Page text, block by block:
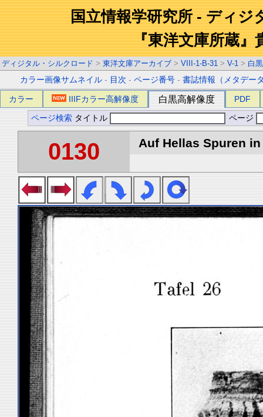
国立情報学研究所 - ディジ
『東洋文庫所蔵』
ディジタル・シルクロード > 東洋文庫アーカイブ > VIII-1-B-31 > V-1 > 白
カラー画像サムネイル - 目次 -ページ番号 -書誌情報（メタデー
カラー IIIFカラー高解像度 白黒高解像度 PDF
ページ検索 タイトル ページ
0130 Auf Hellas Spuren